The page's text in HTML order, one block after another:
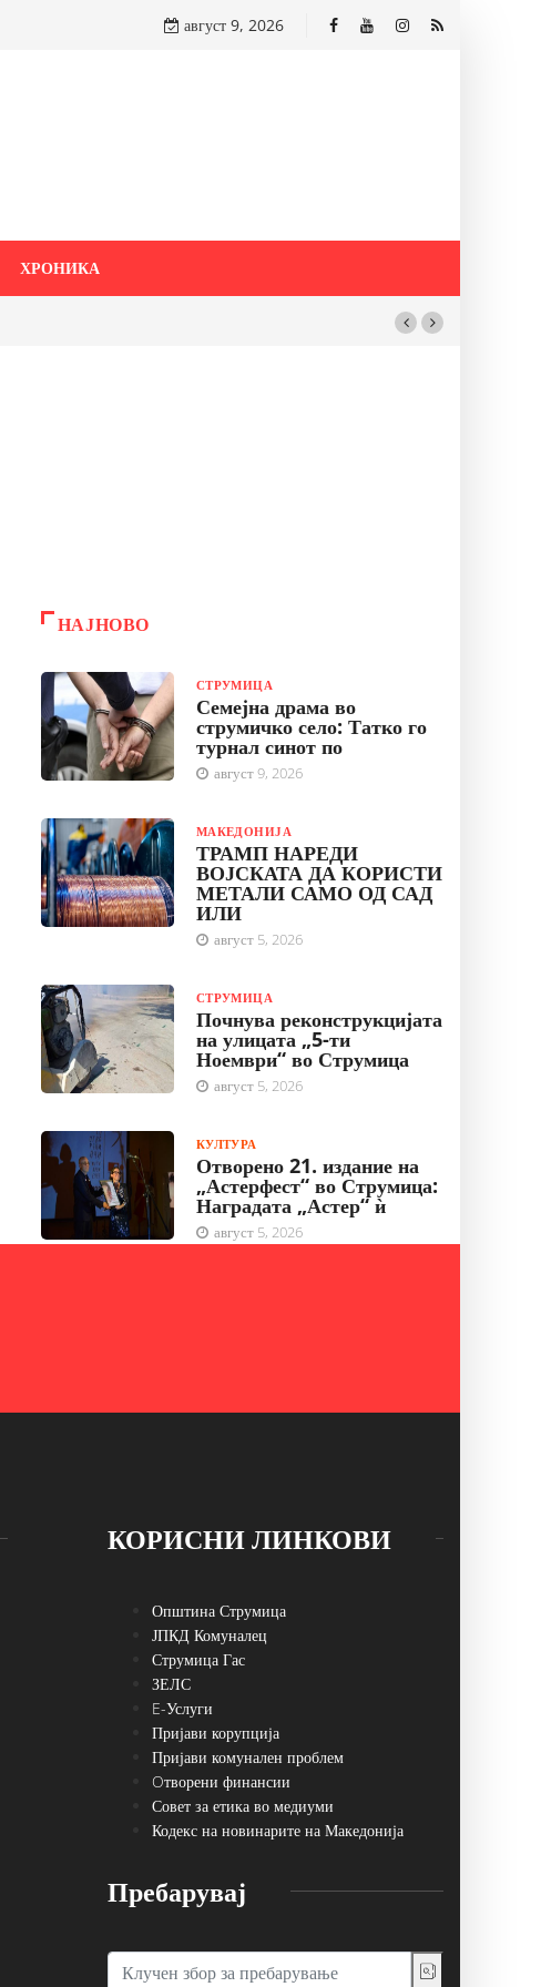
август 9, 2026
ХРОНИКА
НАЈНОВО
СТРУМИЦА
Семејна драма во
струмичко село: Татко го
турнал синот по
август 9, 2026
МАКЕДОНИЈА
ТРАМП НАРЕДИ
ВОЈСКАТА ДА КОРИСТИ
МЕТАЛИ САМО ОД САД
ИЛИ
август 5, 2026
СТРУМИЦА
Почнува реконструкцијата
на улицата „5-ти
Ноември“ во Струмица
август 5, 2026
КУЛТУРА
Отворено 21. издание на
„Астерфест“ во Струмица:
Наградата „Астер“ ѝ
август 5, 2026
КОРИСНИ ЛИНКОВИ
Општина Струмица
ЈПКД Комуналец
Струмица Гас
ЗЕЛС
E-Услуги
Пријави корупција
Пријави комунален проблем
Oтворени финансии
Совет за етика во медиуми
Кодекс на новинарите на Македонија
Пребарувај